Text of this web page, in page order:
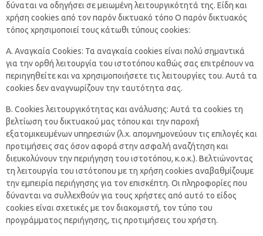
δύναται να οδηγήσει σε μειωμένη λειτουργικότητά της. Είδη και
χρήση cookies από τον παρόν δικτυακό τόπο Ο παρόν δικτυακός
τόπος χρησιμοποιεί τους κάτωθι τύπους cookies:
Α. Αναγκαία Cookies: Τα αναγκαία cookies είναι πολύ σημαντικά
για την ορθή λειτουργία του ιστοτόπου καθώς σας επιτρέπουν να
περιηγηθείτε και να χρησιμοποιήσετε τις λειτουργίες του. Αυτά τα
cookies δεν αναγνωρίζουν την ταυτότητα σας.
Β. Cookies λειτουργικότητας και ανάλυσης: Αυτά τα cookies τη
βελτίωση του δικτυακού μας τόπου και την παροχή
εξατομικευμένων υπηρεσιών (λ.χ. απομνημονεύουν τις επιλογές και
προτιμήσεις σας όσον αφορά στην ασφαλή αναζήτηση και
διευκολύνουν την περιήγηση του ιστοτόπου, κ.ο.κ.). Βελτιώνοντας
τη λειτουργία του ιστότοπου με τη χρήση cookies αναβαθμίζουμε
την εμπειρία περιήγησης για τον επισκέπτη. Οι πληροφορίες που
δύνανται να συλλεχθούν για τους χρήστες από αυτό το είδος
cookies είναι σχετικές με τον διακομιστή, τον τύπο του
προγράμματος περιήγησης, τις προτιμήσεις του χρήστη.